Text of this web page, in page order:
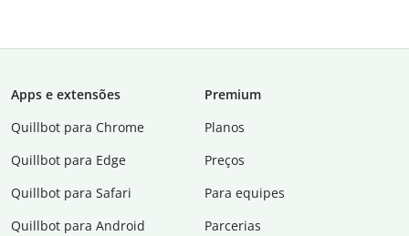
Apps e extensões
Quillbot para Chrome
Quillbot para Edge
Quillbot para Safari
Quillbot para Android
Premium
Planos
Preços
Para equipes
Parcerias